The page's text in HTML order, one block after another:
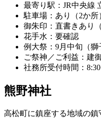
最寄り駅：JR中央線
駐車場：あり（2か所
御朱印：直書きあり（
花手水：要確認
例大祭：9月中旬（獅
ご祭神／ご利益：建
社務所受付時間：
熊野神社
高松町に鎮座する地域の